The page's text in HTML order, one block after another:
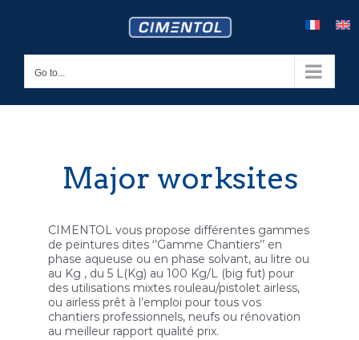
Go to...
Major worksites
CIMENTOL vous propose différentes gammes
de peintures dites ‘’Gamme Chantiers’’ en
phase aqueuse ou en phase solvant, au litre ou
au Kg , du 5 L(Kg) au 100 Kg/L (big fut) pour
des utilisations mixtes rouleau/pistolet airless,
ou airless prêt à l’emploi pour tous vos
chantiers professionnels, neufs ou rénovation
au meilleur rapport qualité prix.